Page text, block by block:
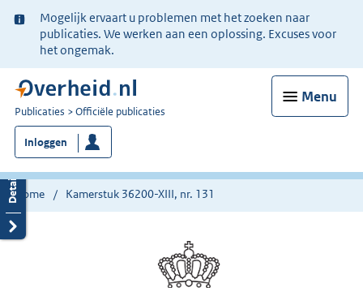
Ter
informatie:
Mogelijk ervaart u problemen met het zoeken naar
publicaties. We werken aan een oplossing. Excuses voor
het ongemak.
Menu
U
bent
nu
hier:
Publicaties Officiële publicaties
Inloggen
Home Kamerstuk 36200-XIII, nr. 131